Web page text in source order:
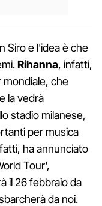
Siro e l'idea è che
Rihanna, infatti,
mondiale, che
la vedrà
stadio milanese,
per musica
ha annunciato
Tour',
il 26 febbraio da
da noi.